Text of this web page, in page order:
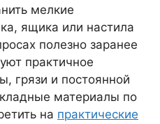
мелкие
ящика или настила
полезно заранее
практичное
грязи и постоянной
материалы по
на практические